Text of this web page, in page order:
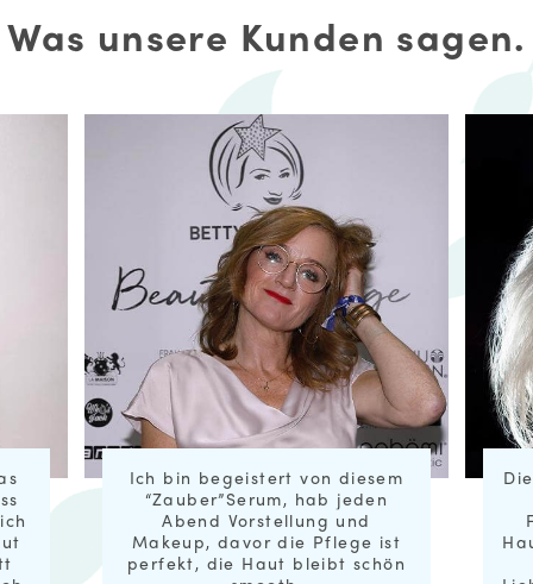
Was unsere Kunden sagen.
bin begeistert von diesem
“Zauber”Serum, hab jeden
Abend Vorstellung und
davor die Pflege ist
die Haut bleibt schön
Die Tuchmaske
Feuchtigkeits-
Haut. Die Haut